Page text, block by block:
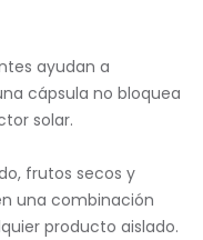
ayudan a
cápsula no bloquea
solar.
frutos secos y
una combinación
producto aislado.